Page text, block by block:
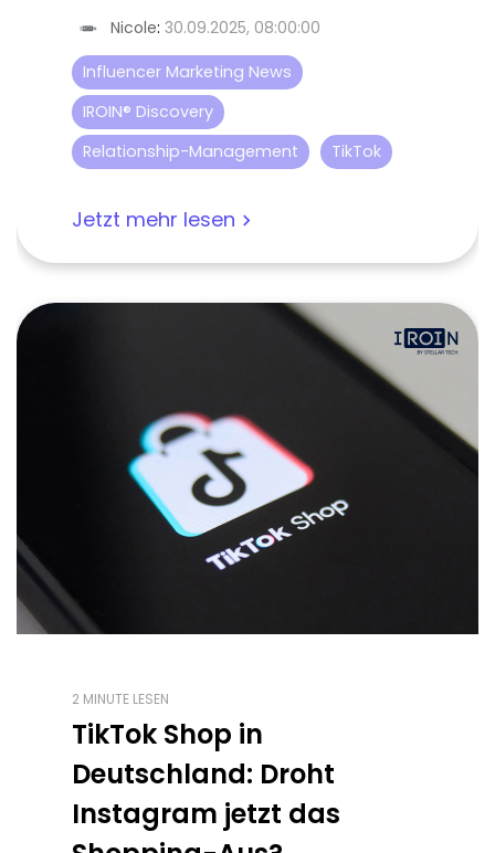
Nicole: 30.09.2025, 08:00:00
Influencer Marketing News
IROIN® Discovery
Relationship-Management
TikTok
Jetzt mehr lesen
2 MINUTE LESEN
TikTok Shop in
Deutschland: Droht
Instagram jetzt das